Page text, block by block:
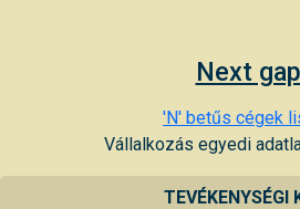
Next gap
'N' betűs cégek
Vállalkozás egyedi
TEVÉKENYSÉGI